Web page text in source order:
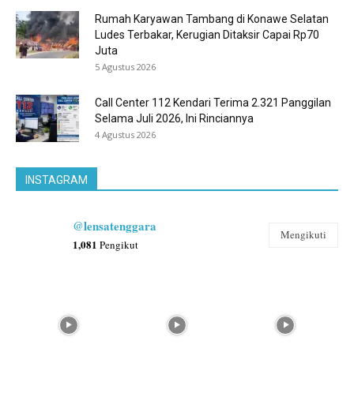
Rumah Karyawan Tambang di Konawe Selatan
Ludes Terbakar, Kerugian Ditaksir Capai Rp70
Juta
5 Agustus 2026
Call Center 112 Kendari Terima 2.321 Panggilan
Selama Juli 2026, Ini Rinciannya
4 Agustus 2026
INSTAGRAM
@lensatenggara
1,081 Pengikut
Mengikuti